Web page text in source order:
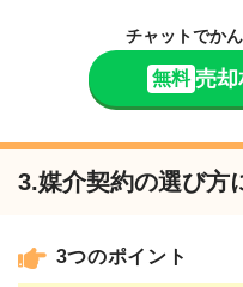
チャットでか
無料 売却
3.媒介契約の選び方
3つのポイント